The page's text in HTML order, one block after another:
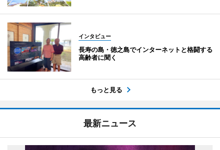
インタビュー
長寿の島・徳之島でインターネットと格闘する
高齢者に聞く
もっと見る
最新ニュース